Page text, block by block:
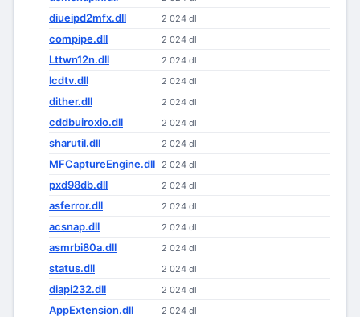
diueipd2mfx.dll 2 024 dl
compipe.dll 2 024 dl
Lttwn12n.dll 2 024 dl
lcdtv.dll 2 024 dl
dither.dll 2 024 dl
cddbuiroxio.dll 2 024 dl
sharutil.dll 2 024 dl
MFCaptureEngine.dll 2 024 dl
pxd98db.dll 2 024 dl
asferror.dll 2 024 dl
acsnap.dll 2 024 dl
asmrbi80a.dll 2 024 dl
status.dll 2 024 dl
diapi232.dll 2 024 dl
AppExtension.dll 2 024 dl